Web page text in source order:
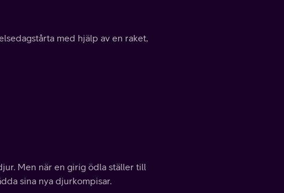
med hjälp av en raket,
Men när en girig ödla ställer till
sina nya djurkompisar.